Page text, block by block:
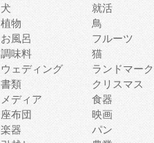
犬 就活
植物 鳥
お風呂 フルーツ
調味料 猫
ウェディング ランドマーク
書類 クリスマス
メディア 食器
座布団 映画
楽器 パン